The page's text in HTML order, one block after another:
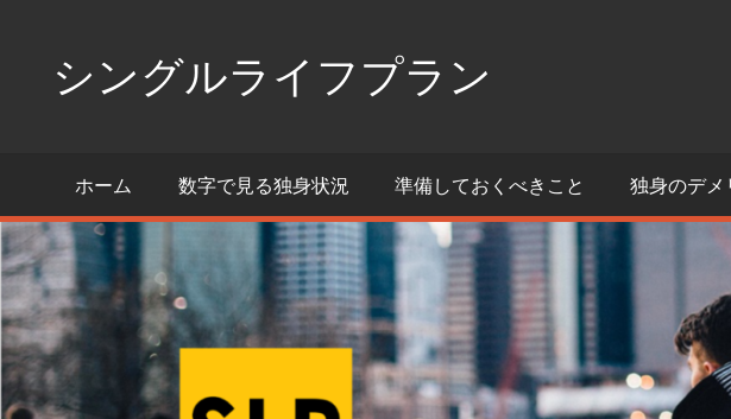
ス
キ
プ
シングルライフプラン
活
の
た
め
の
情
報
ホーム 数字で見る独身状況 準備しておくべきこと 独身のデメ